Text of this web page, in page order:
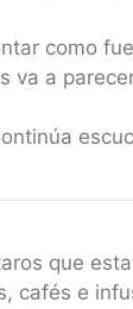
como
va a
que
cafés e